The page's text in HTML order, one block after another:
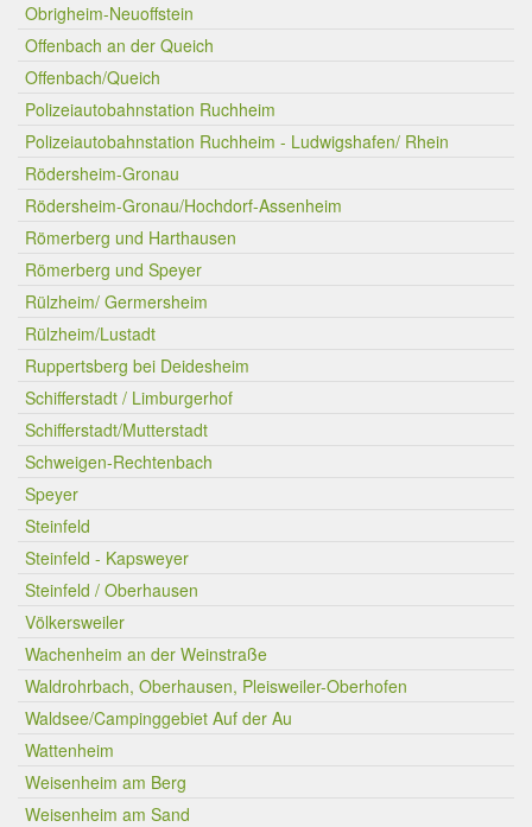
Obrigheim-Neuoffstein
Offenbach an der Queich
Offenbach/Queich
Polizeiautobahnstation Ruchheim
Polizeiautobahnstation Ruchheim - Ludwigshafen/ Rhein
Rödersheim-Gronau
Rödersheim-Gronau/Hochdorf-Assenheim
Römerberg und Harthausen
Römerberg und Speyer
Rülzheim/ Germersheim
Rülzheim/Lustadt
Ruppertsberg bei Deidesheim
Schifferstadt / Limburgerhof
Schifferstadt/Mutterstadt
Schweigen-Rechtenbach
Speyer
Steinfeld
Steinfeld - Kapsweyer
Steinfeld / Oberhausen
Völkersweiler
Wachenheim an der Weinstraße
Waldrohrbach, Oberhausen, Pleisweiler-Oberhofen
Waldsee/Campinggebiet Auf der Au
Wattenheim
Weisenheim am Berg
Weisenheim am Sand